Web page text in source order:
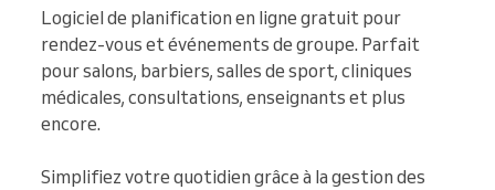
Logiciel de planification en ligne gratuit pour
rendez-vous et événements de groupe. Parfait
pour salons, barbiers, salles de sport, cliniques
médicales, consultations, enseignants et plus
encore.
Simplifiez votre quotidien grâce à la gestion des